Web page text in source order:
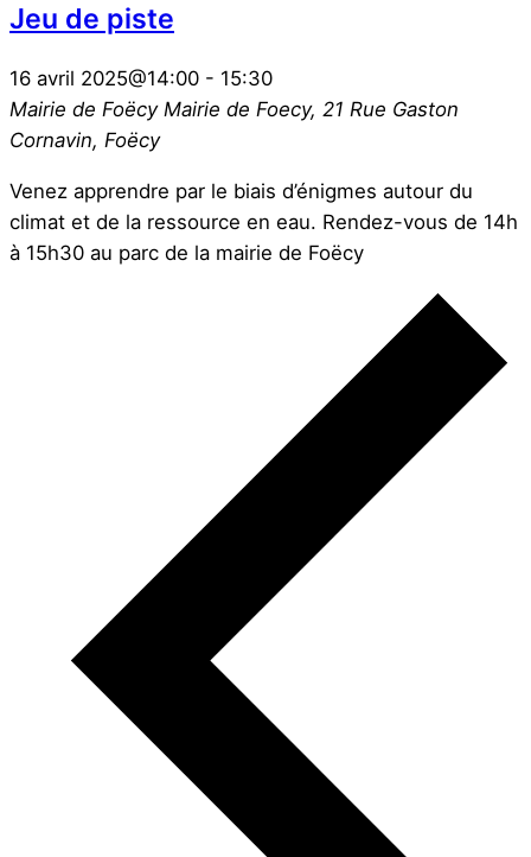
Jeu de piste
16 avril 2025@14:00 - 15:30
Mairie de Foëcy Mairie de Foecy, 21 Rue Gaston
Cornavin, Foëcy
Venez apprendre par le biais d’énigmes autour du
climat et de la ressource en eau. Rendez-vous de 14h
à 15h30 au parc de la mairie de Foëcy